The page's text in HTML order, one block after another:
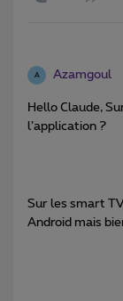
A Azamgoul
Hello Claude,
l’application ?
Sur les smart
Android mais